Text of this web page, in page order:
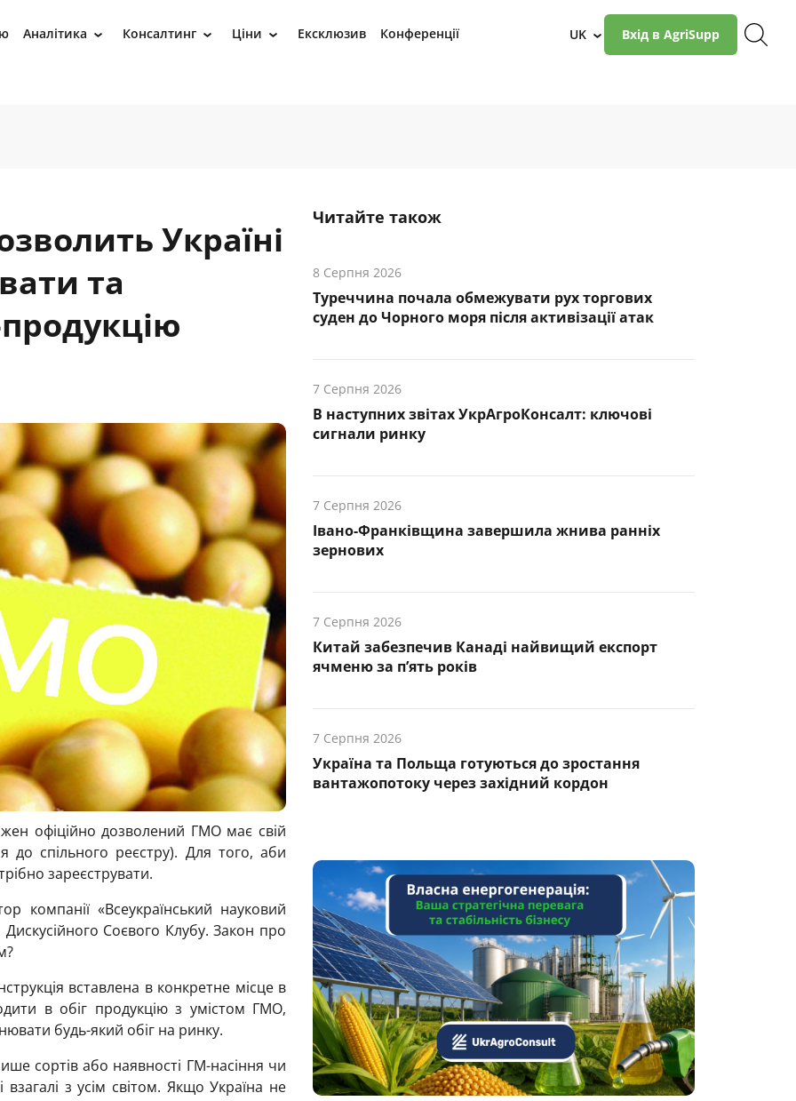
Аналітика › Консалтинг › Ціни › Ексклюзив Конференції UK › Вхід в AgriSupp
Україні
та
офіційно дозволений ГМО має свій
до спільного реєстру). Для того, аби
зареєструвати.
компанії «Всеукраїнський науковий
Дискусійного Соєвого Клубу. Закон про
вставлена в конкретне місце в
в обіг продукцію з умістом ГМО,
будь-який обіг на ринку.
сортів або наявності ГМ-насіння чи
взагалі з усім світом. Якщо Україна не
Читайте також
8 Серпня 2026
Туреччина почала обмежувати рух торгових
суден до Чорного моря після активізації атак
7 Серпня 2026
В наступних звітах УкрАгроКонсалт: ключові
cигнали ринку
7 Серпня 2026
Івано-Франківщина завершила жнива ранніх
зернових
7 Серпня 2026
Китай забезпечив Канаді найвищий експорт
ячменю за п’ять років
7 Серпня 2026
Україна та Польща готуються до зростання
вантажопотоку через західний кордон